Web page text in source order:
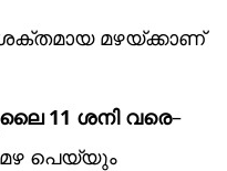
മഴയ്ക്കാണ്
11 ശനി വരെ–
മഴ പെയ്യും